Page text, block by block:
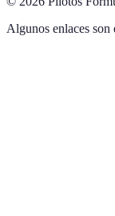
Algunos enlaces son